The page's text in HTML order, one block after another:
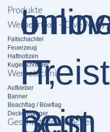
Produkte
Werbeartikel - Give Aways
Faltschachtel
Feuerzeug
Haftnotizen
Kugelschreiber
Werbetechnik
Aufkleber
Banner
Beachflag / Bowflag
Deckenhänger
Geschäftsdrucksachen